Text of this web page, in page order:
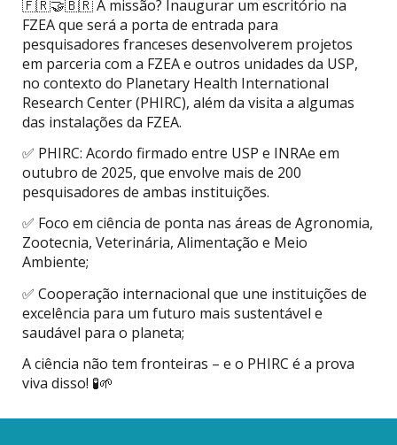
🇫🇷🤝🇧🇷 A missão? Inaugurar um escritório na
FZEA que será a porta de entrada para
pesquisadores franceses desenvolverem projetos
em parceria com a FZEA e outros unidades da USP,
no contexto do Planetary Health International
Research Center (PHIRC), além da visita a algumas
das instalações da FZEA.
✅ PHIRC: Acordo firmado entre USP e INRAe em
outubro de 2025, que envolve mais de 200
pesquisadores de ambas instituições.
✅ Foco em ciência de ponta nas áreas de Agronomia,
Zootecnia, Veterinária, Alimentação e Meio
Ambiente;
✅ Cooperação internacional que une instituições de
excelência para um futuro mais sustentável e
saudável para o planeta;
A ciência não tem fronteiras – e o PHIRC é a prova
viva disso! 🧪🌱